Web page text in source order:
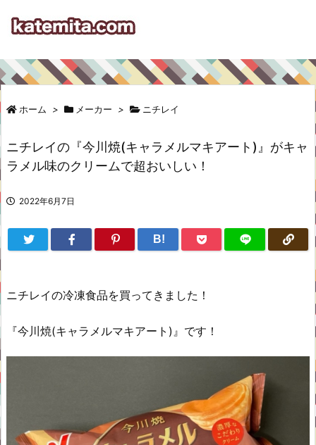
ホーム > メーカー > ニチレイ
ニチレイの『今川焼(キャラメルマキアート)』がキャ
ラメル味のクリームで超おいしい！
2022年6月7日
B!
ニチレイの冷凍食品を買ってきました！
『今川焼(キャラメルマキアート)』です！